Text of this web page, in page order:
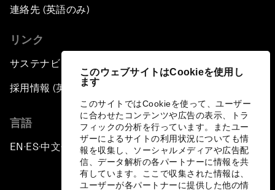
このウェブサイトはCookieを使用し
ます
このサイトではCookieを使って、ユーザー
に合わせたコンテンツや広告の表示、トラ
フィックの分析を行っています。またユー
ザーによるサイトの利用状況についても情
報を収集し、ソーシャルメディアや広告配
信、データ解析の各パートナーに情報を共
有しています。ここで収集された情報は、
ユーザーが各パートナーに提供した他の情
連絡先 (英語のみ)
リンク
サステナビリティへの取り組み
採用情報 (英語のみ)
言語
EN ▪ ES▪中文▪ 日本語